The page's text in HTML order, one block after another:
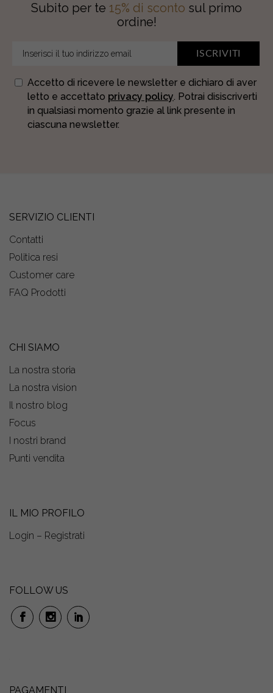
Subito per te 15% di sconto sul primo
ordine!
ISCRIVITI
Accetto di ricevere le newsletter e dichiaro di aver
letto e accettato privacy policy. Potrai disiscriverti
in qualsiasi momento grazie al link presente in
ciascuna newsletter.
SERVIZIO CLIENTI
Contatti
Politica resi
Customer care
FAQ Prodotti
CHI SIAMO
La nostra storia
La nostra vision
Il nostro blog
Focus
I nostri brand
Punti vendita
IL MIO PROFILO
Login – Registrati
FOLLOW US
PAGAMENTI